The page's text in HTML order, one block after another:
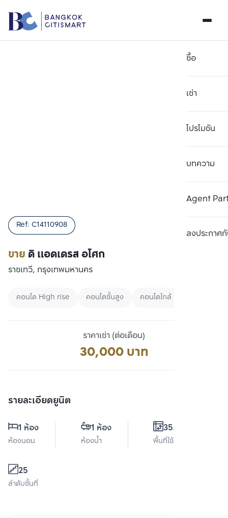
ซื้อ
เช่า
โปรโมชัน
บทความ
Agent
ลงประกาศกั
ขาย ดิ แอดเดรส อโศก
Ref: C14110908
ราชเทวี, กรุงเทพมหานคร
คอนโด High rise คอนโดชั้นสูง คอนโดใกล้ BTS
ราคาเช่า (ต่อเดือน)
30,000 บาท
รายละเอียดยูนิต
1 ห้อง
ห้องนอน
1 ห้อง
ห้องน้ำ
35.9 ตร.ม.
พื้นที่ใช้สอย
25
ลำดับชั้นที่